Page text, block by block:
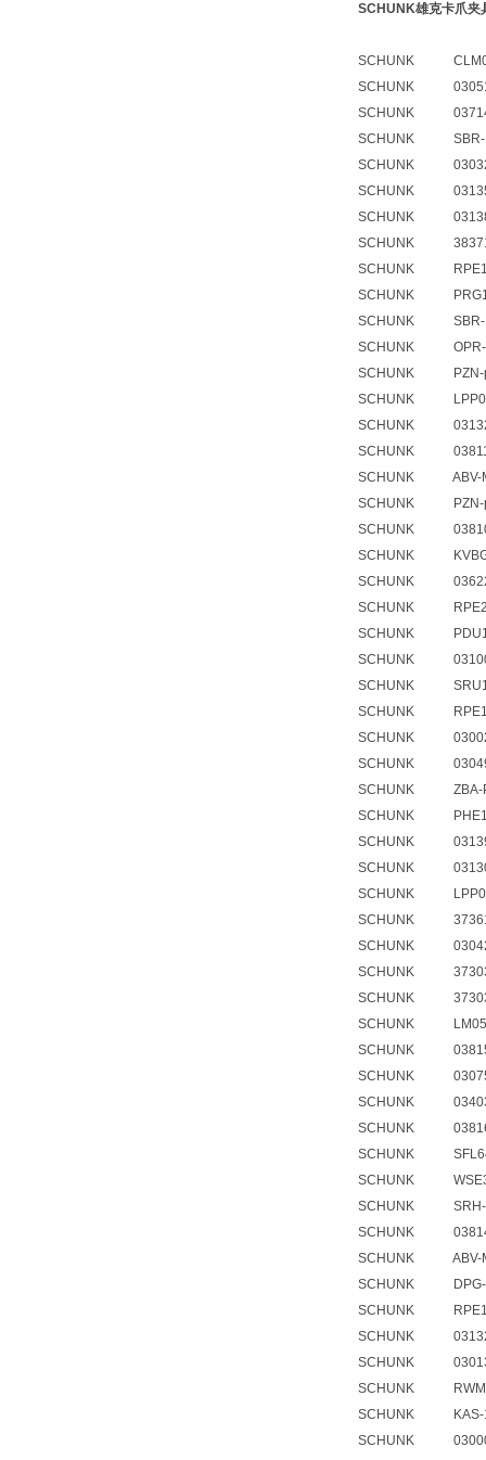
SCHUNK雄克卡爪夹
SCHUNK
SCHUNK
SCHUNK
SCHUNK SBR-
SCHUNK
SCHUNK
SCHUNK
SCHUNK
SCHUNK
SCHUNK
SCHUNK SBR-
SCHUNK OPR-
SCHUNK PZN-
SCHUNK
SCHUNK
SCHUNK
SCHUNK ABV-
SCHUNK PZN-
SCHUNK
SCHUNK
SCHUNK
SCHUNK
SCHUNK
SCHUNK
SCHUNK
SCHUNK
SCHUNK
SCHUNK
SCHUNK ZBA-
SCHUNK
SCHUNK
SCHUNK
SCHUNK
SCHUNK
SCHUNK
SCHUNK
SCHUNK
SCHUNK
SCHUNK
SCHUNK
SCHUNK
SCHUNK
SCHUNK
SCHUNK
SCHUNK SRH-
SCHUNK
SCHUNK ABV-
SCHUNK DPG-
SCHUNK
SCHUNK
SCHUNK
SCHUNK
SCHUNK KAS-
SCHUNK